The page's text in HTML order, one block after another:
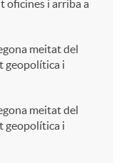
oficines i arriba a
meitat del
geopolítica i
meitat del
geopolítica i